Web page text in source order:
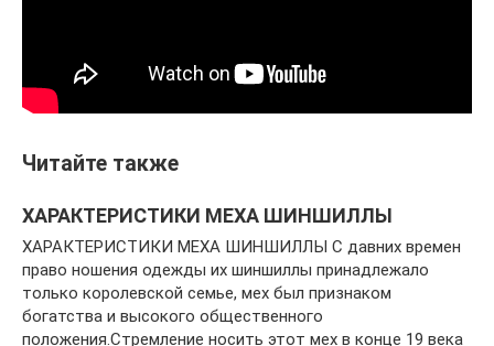
Читайте также
ХАРАКТЕРИСТИКИ МЕХА ШИНШИЛЛЫ
ХАРАКТЕРИСТИКИ МЕХА ШИНШИЛЛЫ С давних времен
право ношения одежды их шиншиллы принадлежало
только королевской семье, мех был признаком
богатства и высокого общественного
положения.Стремление носить этот мех в конце 19 века